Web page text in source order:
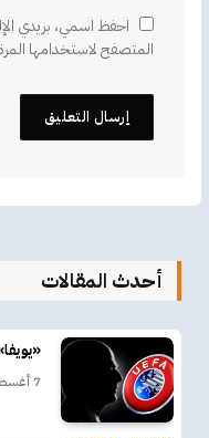
احفظ اسمي، بريدي
المتصفح لاستخدامها
أحدث المقالات
7 أغسطس، 2026